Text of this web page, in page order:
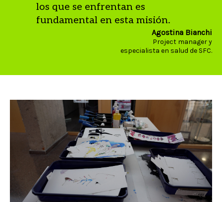
los que se enfrentan es
fundamental en esta misión.
Agostina Bianchi
Project manager y
especialista en salud de SFC.